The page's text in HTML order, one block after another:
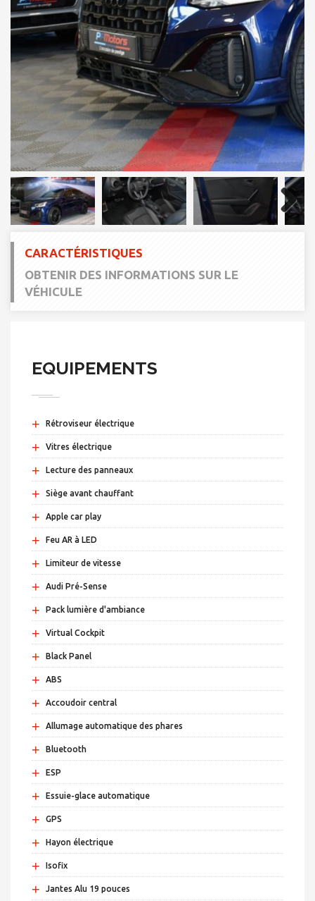
Next
CARACTÉRISTIQUES
OBTENIR DES INFORMATIONS SUR LE
VÉHICULE
EQUIPEMENTS
+ Rétroviseur électrique
+ Vitres électrique
+ Lecture des panneaux
+ Siège avant chauffant
+ Apple car play
+ Feu AR à LED
+ Limiteur de vitesse
+ Audi Pré-Sense
+ Pack lumière d'ambiance
+ Virtual Cockpit
+ Black Panel
+ ABS
+ Accoudoir central
+ Allumage automatique des phares
+ Bluetooth
+ ESP
+ Essuie-glace automatique
+ GPS
+ Hayon électrique
+ Isofix
+ Jantes Alu 19 pouces